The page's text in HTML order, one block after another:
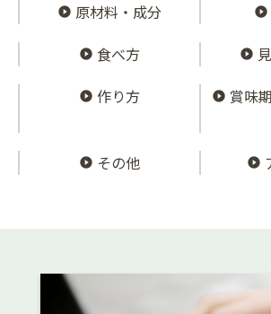
原材料・成分
食べ方
作り方
賞味
その他